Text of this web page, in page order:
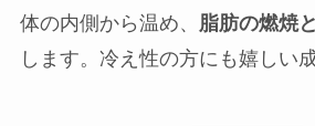
体の内側から温め、 脂肪の燃焼
します。冷え性の方にも嬉しい